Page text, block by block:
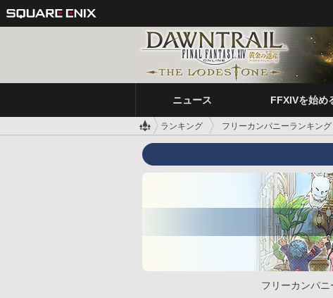
ニュース FFXIVを始め
ランキング フリーカンパニーランキング
フリーカンパ